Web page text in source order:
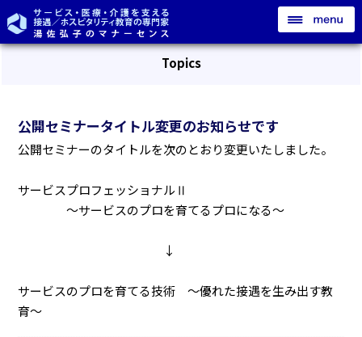
Topics
公開セミナータイトル変更のお知らせです
公開セミナーのタイトルを次のとおり変更いたしました。
サービスプロフェッショナルⅡ
～サービスのプロを育てるプロになる～
↓
サービスのプロを育てる技術 ～優れた接遇を生み出す教
育～